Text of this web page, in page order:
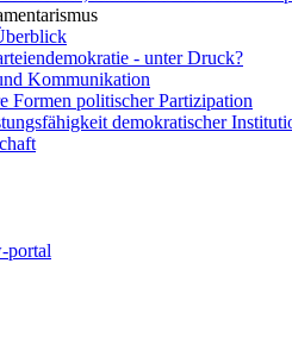
- unter Druck?
Kommunikation
Formen politischer Partizipation
demokratischer
portal